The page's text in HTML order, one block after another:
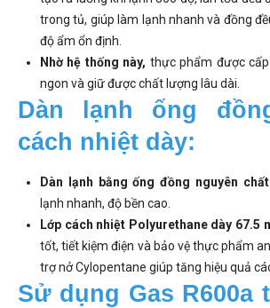
trong tủ, giúp làm lạnh nhanh và đồng
độ ẩm ổn định.
Nhờ hệ thống này, thực phẩm được
ngon và giữ được chất lượng lâu dài.
Dàn lạnh ống
cách nhiệt dày:
Dàn lạnh bằng ống đồng nguyên chất
lạnh nhanh, độ bền cao.
Lớp cách nhiệt Polyurethane dày 67.5
tốt, tiết kiệm điện và bảo vệ thực phẩm
trợ nở Cylopentane giúp tăng hiệu quả
Sử dụng Gas R600a